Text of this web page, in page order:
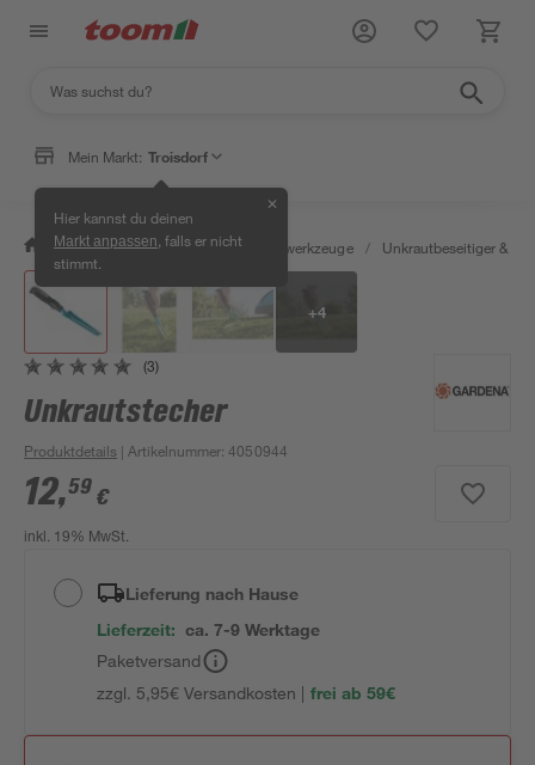
Mein Markt: Troisdorf
Hier kannst du deinen
Markt anpassen , falls er nicht
stimmt.
✕
/ Garten & Freizeit / Gartenhandwerkzeuge / Unkrautbeseitiger &
+4
(3)
Unkrautstecher
Produktdetails | Artikelnummer:4050944
12,59 €
inkl. 19% MwSt.
Lieferung nach Hause
Lieferzeit: ca. 7-9 Werktage
Paketversand
zzgl. 5,95€ Versandkosten | frei ab 59€